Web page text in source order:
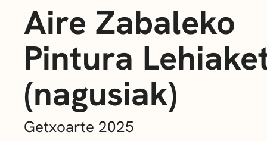
Aire Zabaleko
Pintura
(nagusiak)
Getxoarte 2025